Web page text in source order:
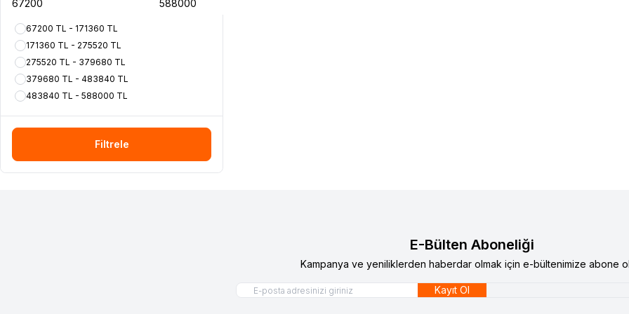
67200 TL - 171360 TL
171360 TL - 275520 TL
275520 TL - 379680 TL
379680 TL - 483840 TL
483840 TL - 588000 TL
Filtrele
E-Bülten Aboneliği
Kampanya ve yeniliklerden haberdar olmak için e-bültenimize abone
Kayıt Ol